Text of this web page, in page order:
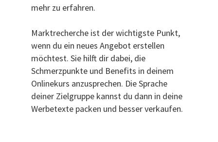
mehr zu erfahren.
Marktrecherche ist der wichtigste Punkt,
wenn du ein neues Angebot erstellen
möchtest. Sie hilft dir dabei, die
Schmerzpunkte und Benefits in deinem
Onlinekurs anzusprechen. Die Sprache
deiner Zielgruppe kannst du dann in deine
Werbetexte packen und besser verkaufen.